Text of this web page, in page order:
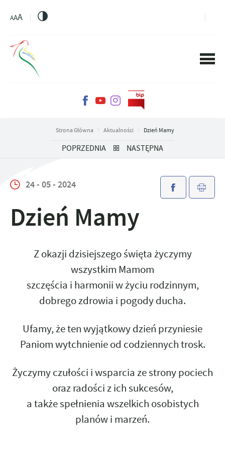
AAA
Strona Główna Aktualności Dzień Mamy
POPRZEDNIA NASTĘPNA
24 - 05 - 2024
Dzień Mamy
Z okazji dzisiejszego święta życzymy
wszystkim Mamom
szczęścia i harmonii w życiu rodzinnym,
dobrego zdrowia i pogody ducha.
Ufamy, że ten wyjątkowy dzień przyniesie
Paniom wytchnienie od codziennych trosk.
Życzymy czułości i wsparcia ze strony pociech
oraz radości z ich sukcesów,
a także spełnienia wszelkich osobistych
planów i marzeń.